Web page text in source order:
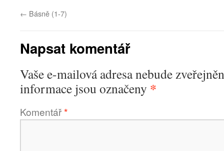
← Básně (1-7)
Napsat komentář
Vaše e-mailová adresa nebude
informace jsou označeny *
Komentář*